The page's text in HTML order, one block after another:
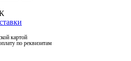
картой
по реквизитам